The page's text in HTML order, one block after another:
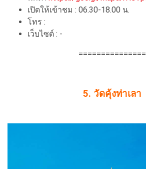
เปิดให้เข้าชม : 06.30-18.00 น.
โทร :
เว็บไซต์ : -
===============
5. วัดคุ้งท่าเลา